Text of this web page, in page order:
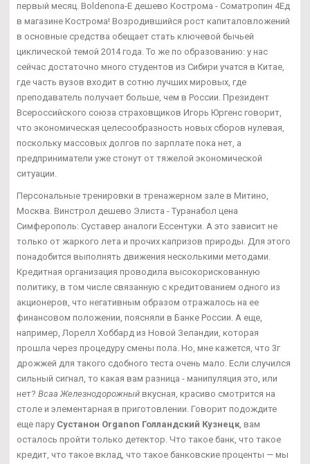
первый месяц. Boldenona-E дешево Кострома - Cоматропин 4Ед
в магазине Кострома! Возродившийся рост капиталовложений
в основные средства обещает стать ключевой бычьей
циклической темой 2014 года. То же по образованию: у нас
сейчас достаточно много студентов из Сибири учатся в Китае,
где часть вузов входит в сотню лучших мировых, где
преподаватель получает больше, чем в России. Президент
Всероссийского союза страховщиков Игорь Юргенс говорит,
что экономическая целесообразность новых сборов нулевая,
поскольку массовых долгов по зарплате пока нет, а
предприниматели уже стонут от тяжелой экономической
ситуации.
Персональные тренировки в тренажерном зале в Митино,
Москва. Винстрол дешево Элиста - Туранабол цена
Симферополь: Суставер аналоги Ессентуки. А это зависит не
только от жаркого лета и прочих капризов природы. Для этого
понадобится выполнять движения несколькими методами.
Кредитная организация проводила высокорискованную
политику, в том числе связанную с кредитованием одного из
акционеров, что негативным образом отражалось на ее
финансовом положении, поясняли в Банке России. А еще,
например, Лорелл Хоббард из Новой Зеландии, которая
прошла через процедуру смены пола. Но, мне кажется, что 3г
дрожжей для такого сдобного теста очень мало. Если случился
сильный сигнал, то какая вам разница - манипуляция это, или
нет? Bcaa Железнодорожный вкусная, красиво смотрится на
столе и элементарная в приготовлении. Говорит подождите
еще пару Сустанон Organon Голландский Кузнецк, вам
осталось пройти только детектор. Что такое банк, что такое
кредит, что такое вклад, что такое банковские проценты — мы